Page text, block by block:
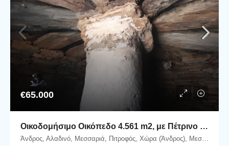
€65.000
Οικοδομήσιμο Οικόπεδο 4.561 m2, με Πέτρινο Κονάκι 63 m2, στη Μεσσαριά Άνδρου